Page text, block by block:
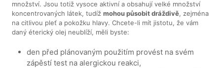
množství. Jsou totiž vysoce aktivní a obsahují velké množství
koncentrovaných látek, tudížmohou působit dráždivě, zejména
na citlivou pleť a pokožku hlavy. Chcete-li mít jistotu, že vám
daný éterický olej neublíží, měli byste:
den před plánovaným použitím provést na svém
zápěstí test na alergickou reakci,